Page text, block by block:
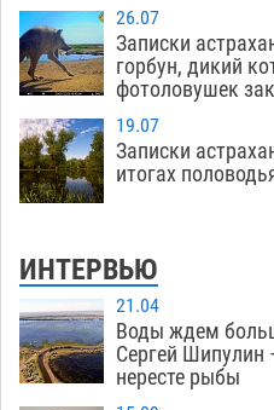
26.07
Записки
горбун, дикий
фотоловушек
19.07
Записки
итогах
ИНТЕРВЬЮ
21.04
Воды ждем
Сергей Шипулин
нересте рыбы